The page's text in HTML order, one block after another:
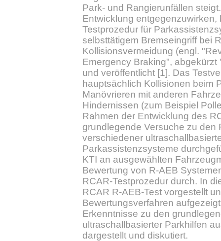
Park- und Rangierunfällen
Entwicklung entgegenzuwirken,
Testprozedur für
selbsttätigem Bremseingriff bei
Kollisionsvermeidung (engl.
Emergency Braking", abgekürzt
und veröffentlicht [1]. Das
hauptsächlich Kollisionen beim
Manövrieren mit anderen
Hindernissen (zum Beispiel
Rahmen der Entwicklung des
grundlegende Versuche zu den
verschiedener
Parkassistenzsysteme
KTI an ausgewählten
Bewertung von R-AEB
RCAR-Testprozedur durch. In
RCAR R-AEB-Test vorgestellt
Bewertungsverfahren
Erkenntnisse zu den
ultraschallbasierter Parkhilfen
dargestellt und diskutiert.